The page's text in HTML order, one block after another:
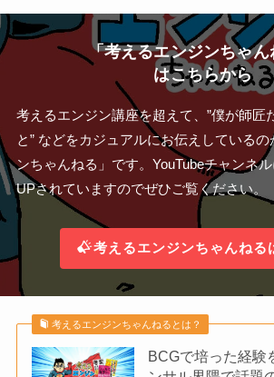
「考えるエンジンちゃ
はこちらから
考えるエンジン講座を超えて、”僕が師匠
と” などをカジュアルにお伝えしている
ンちゃんねる」です。YouTubeチャンネ
UPされていますのでぜひご覧ください。
考えるエンジンちゃんねる
考えるエンジンちゃんねるとは？
BCGで培った経験